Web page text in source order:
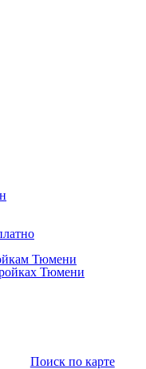
Тюмени
Тюмени
Поиск по карте